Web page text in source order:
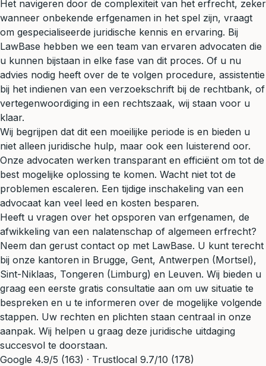
Het navigeren door de complexiteit van het erfrecht, zeker
wanneer onbekende erfgenamen in het spel zijn, vraagt
om gespecialiseerde juridische kennis en ervaring. Bij
LawBase hebben we een team van ervaren advocaten die
u kunnen bijstaan in elke fase van dit proces. Of u nu
advies nodig heeft over de te volgen procedure, assistentie
bij het indienen van een verzoekschrift bij de rechtbank, of
vertegenwoordiging in een rechtszaak, wij staan voor u
klaar.
Wij begrijpen dat dit een moeilijke periode is en bieden u
niet alleen juridische hulp, maar ook een luisterend oor.
Onze advocaten werken transparant en efficiënt om tot de
best mogelijke oplossing te komen. Wacht niet tot de
problemen escaleren. Een tijdige inschakeling van een
advocaat kan veel leed en kosten besparen.
Heeft u vragen over het opsporen van erfgenamen, de
afwikkeling van een nalatenschap of algemeen erfrecht?
Neem dan gerust contact op met LawBase. U kunt terecht
bij onze kantoren in Brugge, Gent, Antwerpen (Mortsel),
Sint-Niklaas, Tongeren (Limburg) en Leuven. Wij bieden u
graag een eerste gratis consultatie aan om uw situatie te
bespreken en u te informeren over de mogelijke volgende
stappen. Uw rechten en plichten staan centraal in onze
aanpak. Wij helpen u graag deze juridische uitdaging
succesvol te doorstaan.
Google 4.9/5 (163) · Trustlocal 9.7/10 (178)